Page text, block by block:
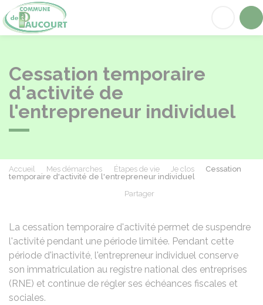
Cessation temporaire
d'activité de
l'entrepreneur individuel
Accueil Mes démarches Étapes de vie Je clos
Cessation
temporaire d'activité de l'entrepreneur individuel
Partager
La cessation temporaire d'activité permet de suspendre
l'activité pendant une période limitée. Pendant cette
période d'inactivité, l'entrepreneur individuel conserve
son immatriculation au registre national des entreprises
(RNE) et continue de régler ses échéances fiscales et
sociales.